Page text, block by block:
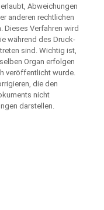
Abweichungen
anderen rechtlichen
Dieses Verfahren wird
während des Druck-
sind. Wichtig ist,
Organ erfolgen
veröffentlicht wurde.
die den
nicht
darstellen.